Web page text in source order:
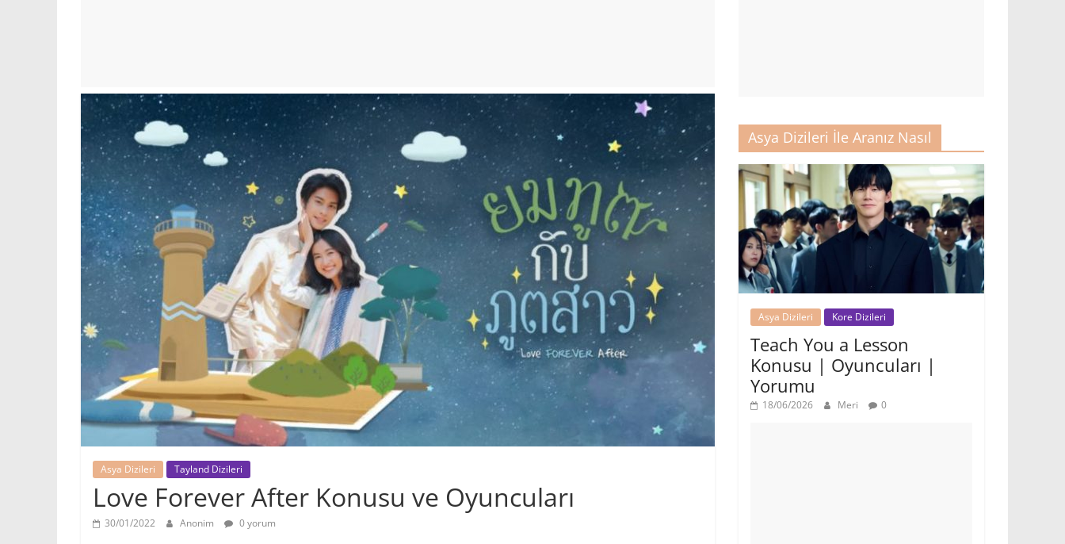
Asya Dizileri Tayland Dizileri
Love Forever After Konusu ve Oyuncuları
30/01/2022 Anonim 0 yorum
Asya Dizileri İle Aranız Nasıl
Asya Dizileri Kore Dizileri
Teach You a Lesson
Konusu | Oyuncuları |
Yorumu
18/06/2026 Meri 0